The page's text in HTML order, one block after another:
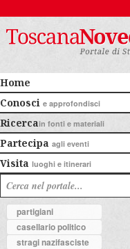
Home
Conosci e approfondisci
Ricercain fonti e materiali
Partecipa agli eventi
Visita luoghi e itinerari
partigiani
casellario politico
stragi nazifasciste